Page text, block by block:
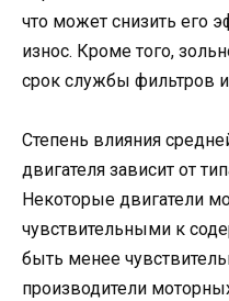
что может снизить его
износ. Кроме того,
срок службы фильтров и
Степень влияния
двигателя зависит от
Некоторые двигатели
чувствительными к
быть менее
производители